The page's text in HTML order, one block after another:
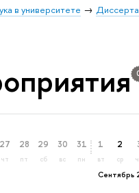
в университете
27
чт
28
пт
29
сб
30
вс
31
пн
Сентябрь
1
вт
2
ср